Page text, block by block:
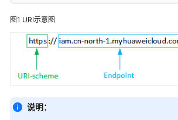
认
证
权
接
图1 URI示意图
说明：